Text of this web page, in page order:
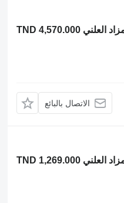
TND 4,570.000
الاتصال بالبائع
TND 1,269.000